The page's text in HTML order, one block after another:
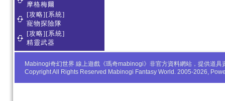
摩格梅爾
[攻略][系統]
寵物探險隊
[攻略][系統]
精靈武器
Mabinogi奇幻世界 線上遊戲《瑪奇mabinogi》非官方資料網站，提供道
Copyright All Rights Reserved Mabinogi Fantasy World. 2005-2026,